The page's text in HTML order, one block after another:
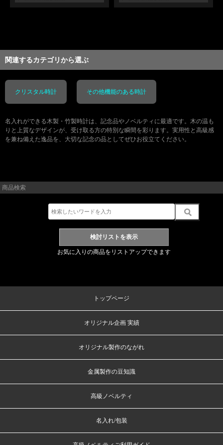
関連するカテゴリから選ぶ
クリスタル時計 その他機能のある時計
名入れができる木製・竹製時計は、記念品やノベルティに最適です。木の温も
りと上質なデザインが、受け取る方の特別な瞬間を彩ります。実用性と高級感
を兼ね備えた逸品を、大切な記念の品としてぜひお役立てください。
商品検索
お気に入りの商品をリストアップできます
トップページ
オリジナル企画 実績
オリジナル製作のながれ
金属製作の豆知識
高級ノベルティ
名入れ/包装